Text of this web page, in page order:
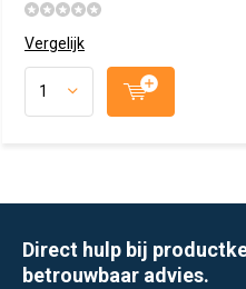
Vergelijk
Direct hulp bij
betrouwbaar advies.